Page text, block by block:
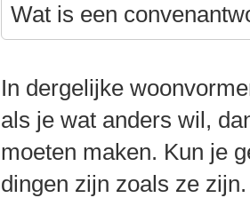
Wat is een
In dergelijke
als je wat anders wil,
moeten maken. Kun je
dingen zijn zoals ze